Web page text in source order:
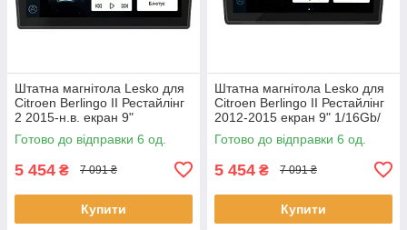
Штатна магнітола Lesko для
Citroen Berlingo II Рестайлінг
2 2015-н.в. екран 9"
1/16Gb/Wi-Fi GPS Optima 6шт
Готово до відправки 6 од.
5 454 ₴ 7 091 ₴
Купити
Штатна магнітола Lesko для
Citroen Berlingo II Рестайлінг
2012-2015 екран 9" 1/16Gb/
Wi-Fi GPS Optima 6шт
Готово до відправки 6 од.
5 454 ₴ 7 091 ₴
Купити